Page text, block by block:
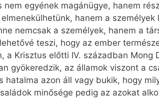
egyének magánügye, hanem
hanem a
nemcsak a személyek, hanem a
teszi, hogy az ember
a Krisztus előtti IV. században
gyökeredzik, az államok viszont a
hatalma azon áll vagy bukik, hogy
minősége pedig az azokat